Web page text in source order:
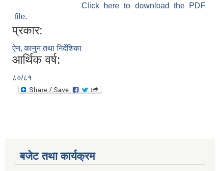
Click here to download the PDF
file.
प्रकार:
ऐन, कानुन तथा निर्देशिका
आर्थिक वर्ष:
८०/८१
बजेट तथा कार्यक्रम